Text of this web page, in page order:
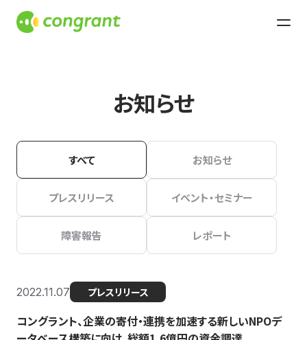
お知らせ
すべて お知らせ
プレスリリース イベント・セミナー
障害報告 レポート
2022.11.07 プレスリリース
コングラント、企業の寄付・連携を加速する新しいNPOデ